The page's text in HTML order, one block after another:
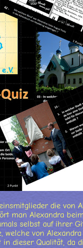
die von
man Alexandra
selbst auf ihrer
welche von
dieser Qualität, da